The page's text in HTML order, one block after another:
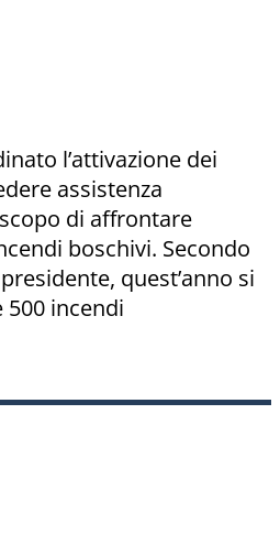
l’attivazione dei
assistenza
di affrontare
boschivi. Secondo
quest’anno si
incendi